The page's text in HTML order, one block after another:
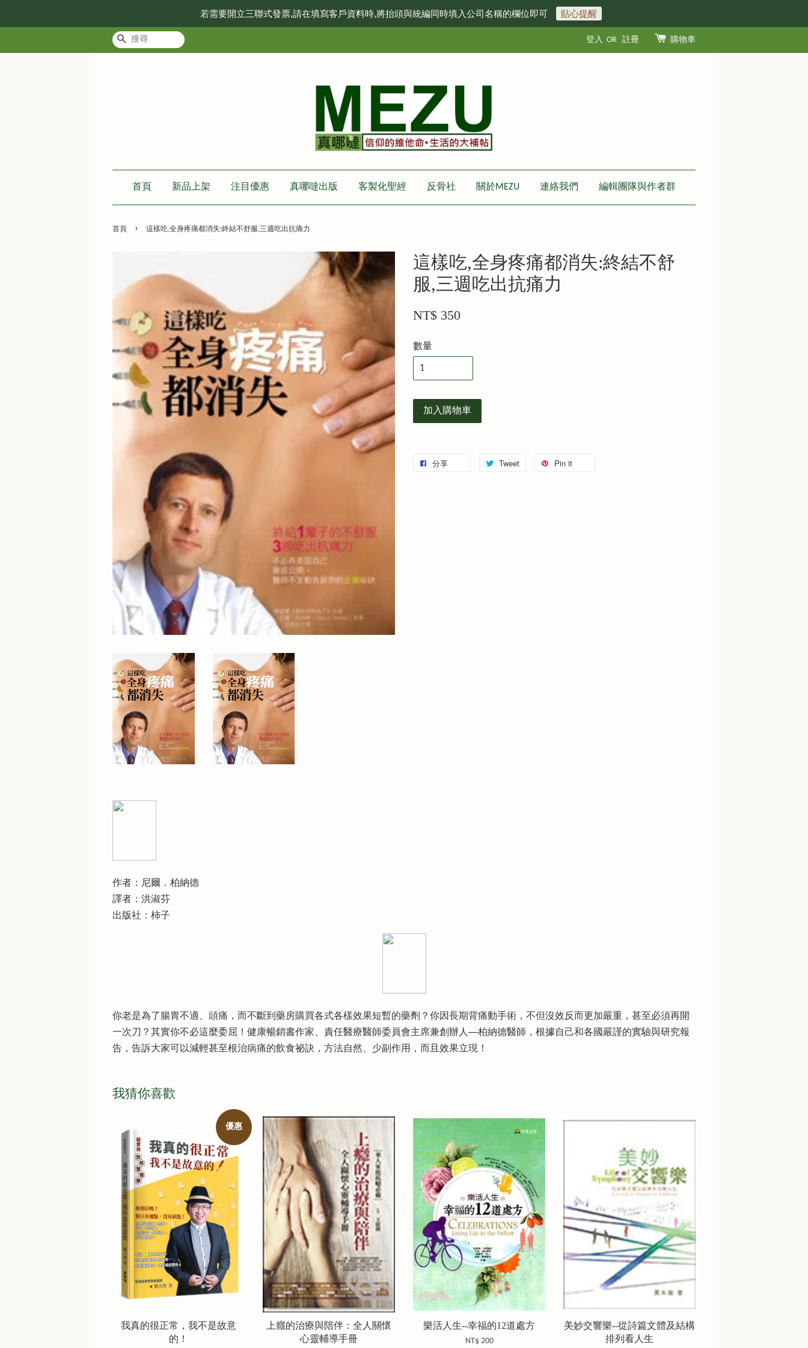
若需要開立三聯式發票,請在填寫客戶資料時,將抬頭與統編同時填入公司名稱的欄位即可 貼心提醒
搜尋 登入 OR 註冊 購物車
首頁 新品上架 注目優惠 真哪噠出版 客製化聖經 反骨社 關於MEZU 連絡我們 編輯團隊與作者群
首頁 › 這樣吃,全身疼痛都消失:終結不舒服,三週吃出抗痛力
這樣吃,全身疼痛都消失:終結不舒
服,三週吃出抗痛力
NT$ 350
數量
加入購物車
分享 Tweet Pin it
作者：尼爾．柏納德
譯者：洪淑芬
出版社：柿子
你老是為了腸胃不適、頭痛，而不斷到藥房購買各式各樣效果短暫的藥劑？你因長期背痛動手術，不但沒效反而更加嚴重，甚至必須再開
一次刀？其實你不必這麼委屈！健康暢銷書作家、責任醫療醫師委員會主席兼創辦人──柏納德醫師，根據自己和各國嚴謹的實驗與研究報
告，告訴大家可以減輕甚至根治病痛的飲食祕訣，方法自然、少副作用，而且效果立現！
我猜你喜歡
優惠
我真的很正常，我不是故意
的！
上癮的治療與陪伴：全人關懷
心靈輔導手冊
樂活人生--幸福的12道處方
NT$ 200
美妙交響樂--從詩篇文體及結構
排列看人生